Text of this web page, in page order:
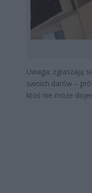
Uwaga: zgłaszają
swoich darów –
ktoś nie może